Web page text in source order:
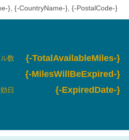
}, {-CountryName-}, {-PostalCode-}
数 {-TotalAvailableMiles-}
{-MilesWillBeExpired-}
日 {-ExpiredDate-}